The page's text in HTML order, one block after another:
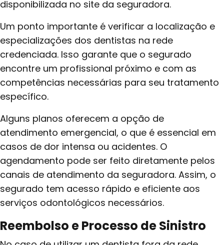
disponibilizada no site da seguradora.
Um ponto importante é verificar a localização e
especializações dos dentistas na rede
credenciada. Isso garante que o segurado
encontre um profissional próximo e com as
competências necessárias para seu tratamento
específico.
Alguns planos oferecem a opção de
atendimento emergencial, o que é essencial em
casos de dor intensa ou acidentes. O
agendamento pode ser feito diretamente pelos
canais de atendimento da seguradora. Assim, o
segurado tem acesso rápido e eficiente aos
serviços odontológicos necessários.
Reembolso e Processo de Sinistro